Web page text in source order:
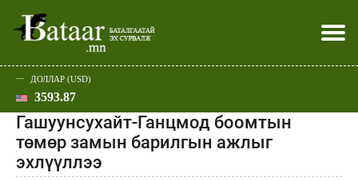
Эхлэл
Улс төр
Нийгэм
Эдийн засаг
Дэлхий
Спорт
Шар
Батаар юу хэлэв
Хэвлэл мэдээллээр
ДОЛЛАР (USD)
3593.87
Гашуунсухайт-Ганцмод боомтын
төмөр замын барилгын ажлыг
эхлүүллээ